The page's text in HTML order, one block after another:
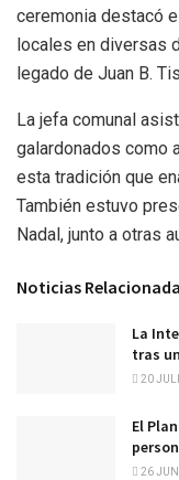
ceremonia destacó
locales en diversas
legado de Juan B.
La jefa comunal
galardonados como
esta tradición que
También estuvo
Nadal, junto a otras
Noticias
La
tras
20
El
26